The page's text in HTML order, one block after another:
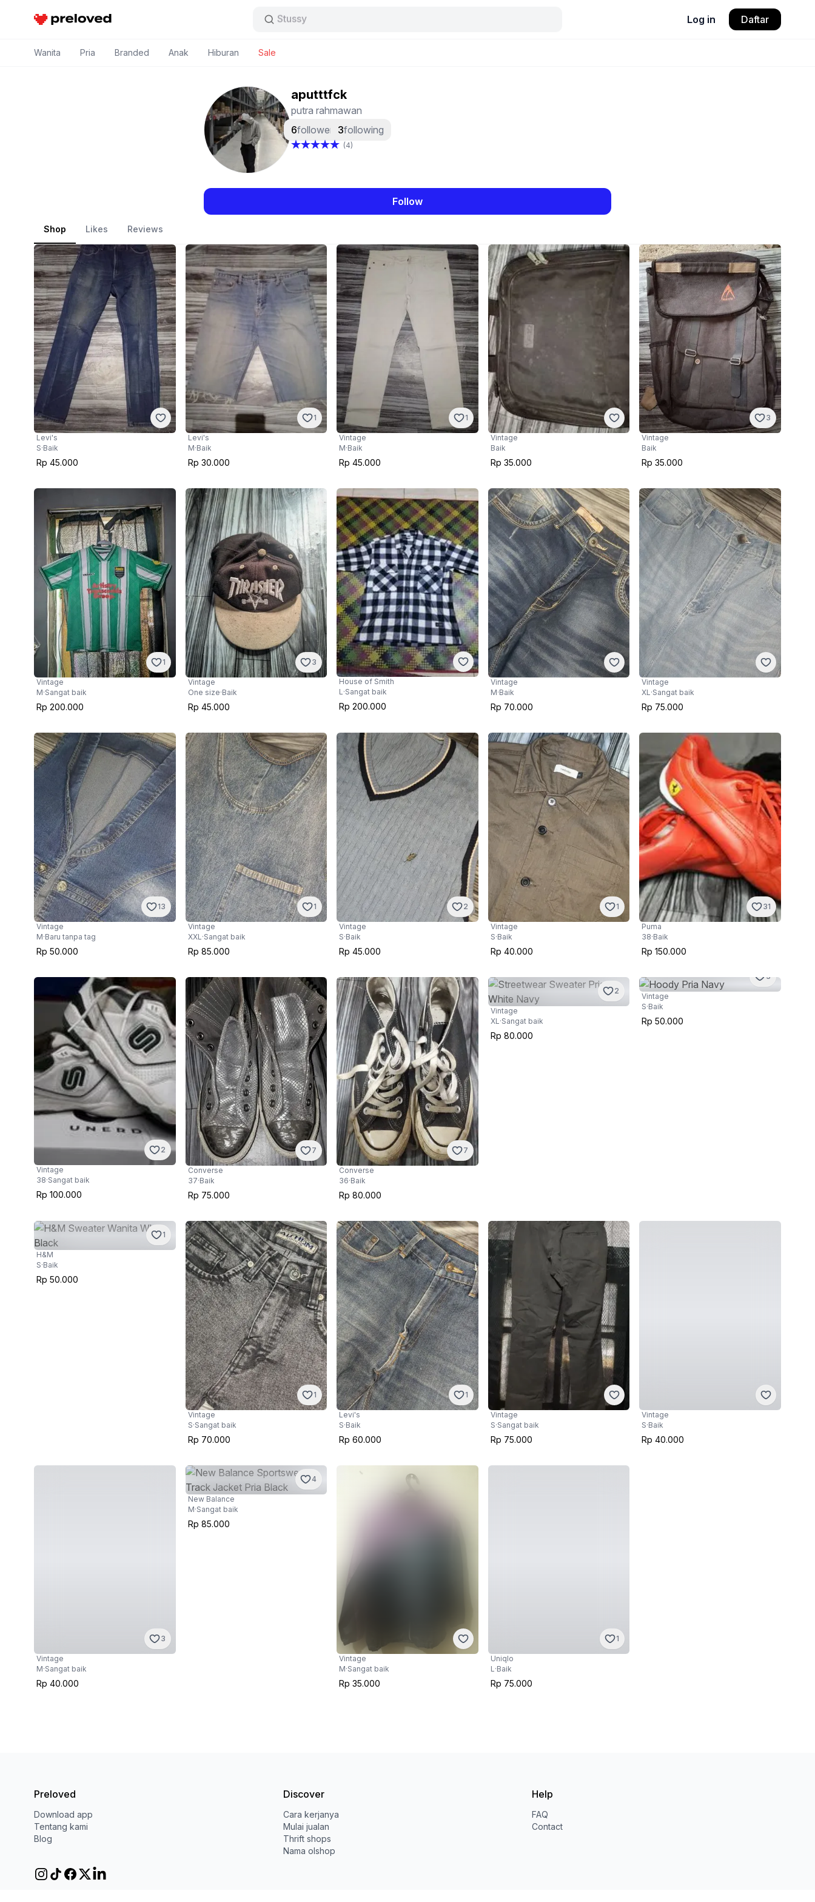
Preloved Indonesia Baggy jeans Log in Daftar
Wanita Pria Branded Anak Hiburan Sale
aputttfck
putra rahmawan
6followers 3following
(4)
Follow
Shop Likes Reviews
Levi's
S·Baik
Rp 45.000
1
Levi's
M·Baik
Rp 30.000
1
Vintage
M·Baik
Rp 45.000
Vintage
Baik
Rp 35.000
3
Vintage
Baik
Rp 35.000
1
Vintage
M·Sangat baik
Rp 200.000
3
Vintage
One size·Baik
Rp 45.000
House of Smith
L·Sangat baik
Rp 200.000
Vintage
M·Baik
Rp 70.000
Vintage
XL ·Sangat baik
Rp 75.000
13
Vintage
M·Baru tanpa tag
Rp 50.000
1
Vintage
XXL ·Sangat baik
Rp 85.000
2
Vintage
S·Baik
Rp 45.000
1
Vintage
S·Baik
Rp 40.000
31
Puma
38·Baik
Rp 150.000
2
Vintage
38·Sangat baik
Rp 100.000
7
Converse
37·Baik
Rp 75.000
7
Converse
36·Baik
Rp 80.000
2
Vintage
XL ·Sangat baik
Rp 80.000
3
Vintage
S·Baik
Rp 50.000
1
H&M
S·Baik
Rp 50.000
1
Vintage
S·Sangat baik
Rp 70.000
1
Levi's
S·Baik
Rp 60.000
Vintage
S·Sangat baik
Rp 75.000
Vintage
S·Baik
Rp 40.000
3
Vintage
M·Sangat baik
Rp 40.000
4
New Balance
M·Sangat baik
Rp 85.000
Vintage
M·Sangat baik
Rp 35.000
1
Uniqlo
L ·Baik
Rp 75.000
Preloved
Download app
Tentang kami
Blog
Discover
Cara kerjanya
Mulai jualan
Thrift shops
Nama olshop
Help
FAQ
Contact